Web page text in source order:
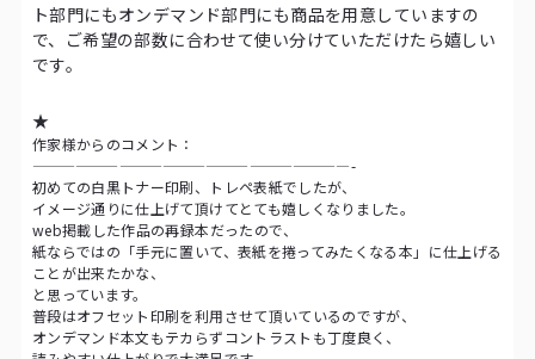
ト部門にもオンデマンド部門にも商品を用意していますの
で、ご希望の部数に合わせて使い分けていただけたら嬉しい
です。
★
作家様からのコメント：
——————————————————————-
初めての白黒トナー印刷、トレペ表紙でしたが、
イメージ通りに仕上げて頂けてとても嬉しくなりました。
web掲載した作品の再録本だったので、
紙ならではの「手元に置いて、表紙を捲ってみたくなる本」に仕上げる
ことが出来たかな、
と思っています。
普段はオフセット印刷を利用させて頂いているのですが、
オンデマンド本文もテカらずコントラストも丁度良く、